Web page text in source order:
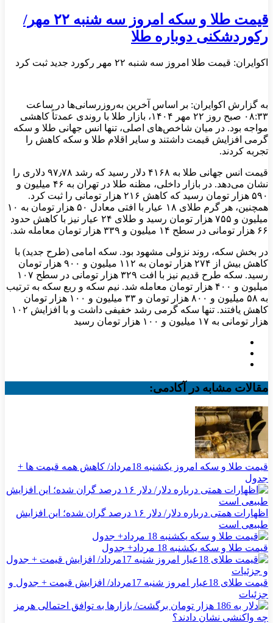
قیمت طلا و سکه امروز سه شنبه ۲۲ مهر/
رکوردشکنی دوباره طلا
اکوایران: قیمت طلا امروز سه شنبه ۲۲ مهر رکورد جدید ثبت کرد
به گزارش اکوایران: بر اساس آخرین به‌روزرسانی‌ها در ساعت
۰۸:۳۳ صبح روز ۲۲ مهر ۱۴۰۴، بازار طلا با روندی عمدتاً کاهشی
مواجه بود. در میان شاخص‌های اصلی، تنها انس جهانی طلا و سکه
گرمی افزایش قیمت داشتند و سایر اقلام طلا و سکه کاهش را
تجربه کردند.
قیمت انس جهانی طلا به ۴۱۶۸ دلار رسید که رشد ۹۷٫۷۸ دلاری را
نشان می‌دهد. در بازار داخلی، مظنه طلا در تهران به ۴۶ میلیون و
۵۹۰ هزار تومان رسید که کاهش ۲۱۶ هزار تومانی را ثبت کرد.
همچنین، هر گرم طلای ۱۸ عیار با افتی معادل ۵۰ هزار تومان به ۱۰
میلیون و ۷۵۵ هزار تومان رسید و طلای ۲۴ عیار نیز با کاهش حدود
۶۶ هزار تومانی در سطح ۱۴ میلیون و ۳۳۹ هزار تومان معامله شد.
در بخش سکه، روند نزولی مشهود بود. سکه امامی (طرح جدید) با
کاهش بیش از ۲۷۴ هزار تومان به ۱۱۲ میلیون و ۹۰۰ هزار تومان
رسید. سکه طرح قدیم نیز با افت ۳۲۹ هزار تومانی در سطح ۱۰۷
میلیون و ۴۰۰ هزار تومان معامله شد. نیم سکه و ربع سکه به ترتیب
به ۵۸ میلیون و ۸۰۰ هزار تومان و ۳۳ میلیون و ۱۰۰ هزار تومان
کاهش یافتند. تنها سکه گرمی رشد خفیفی داشت و با افزایش ۱۰۲
هزار تومانی به ۱۷ میلیون و ۱۰۰ هزار تومان رسید
مقالات مشابه در آکادمی:
قیمت طلا و سکه امروز یکشنبه 18مرداد/ کاهش همه قیمت ها +
جدول
اظهارات همتی درباره دلار/ دلار ۱۶ درصد گران شده؛ این افزایش
طبیعی است
قیمت طلا و سکه یکشنبه 18 مرداد+ جدول
قیمت طلای 18عیار امروز شنبه 17مرداد/ افزایش قیمت + جدول و
جزئیات